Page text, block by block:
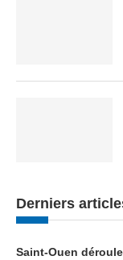
Derniers
Saint-Ouen